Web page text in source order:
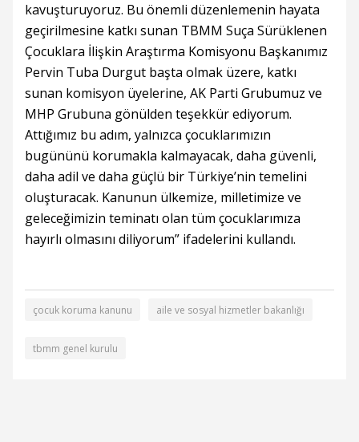
kavuşturuyoruz. Bu önemli düzenlemenin hayata
geçirilmesine katkı sunan TBMM Suça Sürüklenen
Çocuklara İlişkin Araştırma Komisyonu Başkanımız
Pervin Tuba Durgut başta olmak üzere, katkı
sunan komisyon üyelerine, AK Parti Grubumuz ve
MHP Grubuna gönülden teşekkür ediyorum.
Attığımız bu adım, yalnızca çocuklarımızın
bugününü korumakla kalmayacak, daha güvenli,
daha adil ve daha güçlü bir Türkiye’nin temelini
oluşturacak. Kanunun ülkemize, milletimize ve
geleceğimizin teminatı olan tüm çocuklarımıza
hayırlı olmasını diliyorum” ifadelerini kullandı.
çocuk koruma kanunu aile ve sosyal hizmetler bakanlığı
tbmm genel kurulu